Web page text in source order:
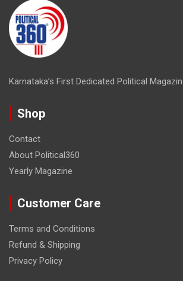
Karnataka’s First Dedicated Political
Shop
Contact
About Political360
Yearly Magazine
Customer Care
Terms and Conditions
Refund & Shipping
Privacy Policy